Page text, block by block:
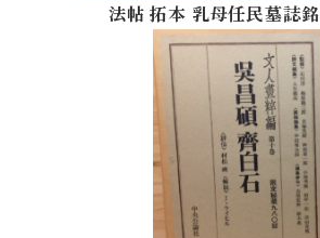
法帖 拓本 乳母任民墓誌銘